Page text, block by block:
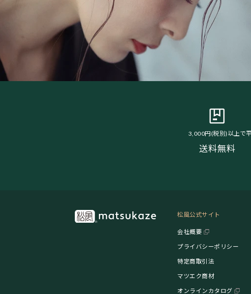
3,000円(税別)以上で
送料無料
松風公式サイト
会社概要
プライバシーポリシー
特定商取引法
マツエク商材
オンラインカタログ